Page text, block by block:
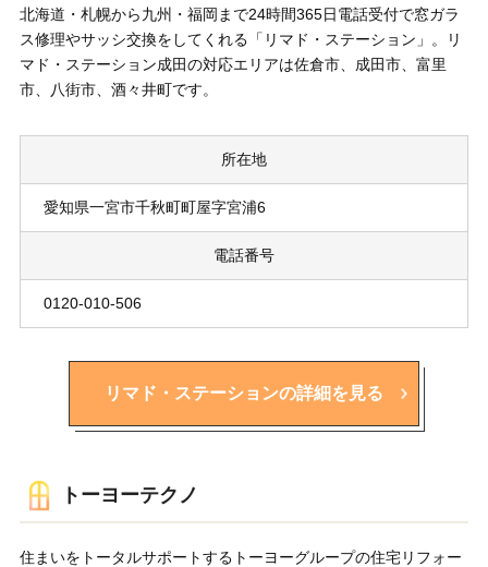
北海道・札幌から九州・福岡まで24時間365日電話受付で窓ガラ
ス修理やサッシ交換をしてくれる「リマド・ステーション」。リ
マド・ステーション成田の対応エリアは佐倉市、成田市、富里
市、八街市、酒々井町です。
所在地
愛知県一宮市千秋町町屋字宮浦6
電話番号
0120-010-506
リマド・ステーションの詳細を見る
トーヨーテクノ
住まいをトータルサポートするトーヨーグループの住宅リフォー